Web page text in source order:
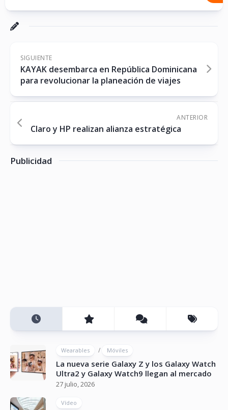
SIGUIENTE
KAYAK desembarca en República Dominicana
para revolucionar la planeación de viajes
ANTERIOR
Claro y HP realizan alianza estratégica
Publicidad
Wearables / Móviles
La nueva serie Galaxy Z y los Galaxy Watch
Ultra2 y Galaxy Watch9 llegan al mercado
27 julio, 2026
Vídeo